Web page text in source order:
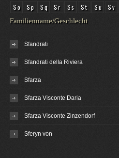
So
Sp Sq Sr Ss St Su Sv
Familienname/Geschlecht
Sfandrati
Sfandrati della Riviera
Sfarza
Sfarza Visconte Daria
Sfarza Visconte Zinzendorf
Sferyn von